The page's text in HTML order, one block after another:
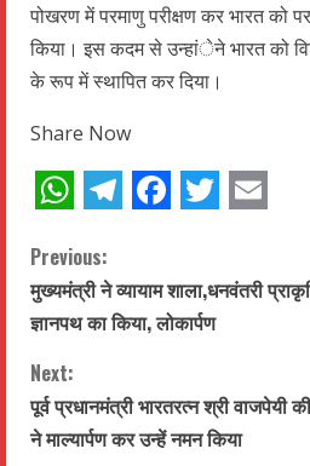
पोखरण में परमाणु परीक्षण कर भारत को
किया। इस कदम से उन्हांेने भारत को
के रूप में स्थापित कर दिया।
Share Now
C
o
n
t
Previous:
मुख्यमंत्री ने व्यायाम शाला,धनवंतरी
ज्ञानपथ का किया, लोकार्पण
Next:
पूर्व प्रधानमंत्री भारतरत्न श्री वाजपेयी
ने माल्यार्पण कर उन्हें नमन किया